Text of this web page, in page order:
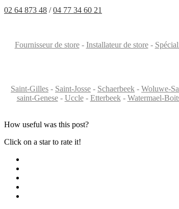
02 64 873 48 /04 77 34 60 21
Fournisseur de store- Installateur de store-
Saint-Gilles - Saint-Josse - Schaerbeek - Woluwe-
saint-Genese- Uccle- Etterbeek- Watermael-
How useful was this post?
Click on a star to rate it!